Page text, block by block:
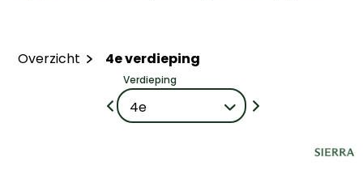
Overzicht 4e verdieping
4e
Verdieping